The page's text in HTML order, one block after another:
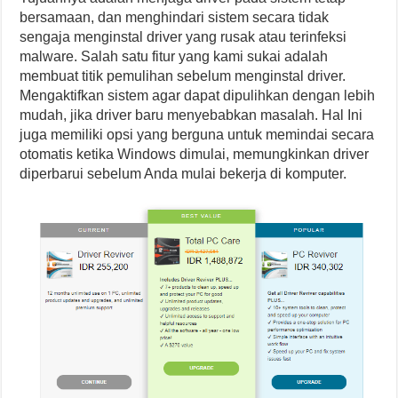
bersamaan, dan menghindari sistem secara tidak
sengaja menginstal driver yang rusak atau terinfeksi
malware. Salah satu fitur yang kami sukai adalah
membuat titik pemulihan sebelum menginstal driver.
Mengaktifkan sistem agar dapat dipulihkan dengan lebih
mudah, jika driver baru menyebabkan masalah. Hal Ini
juga memiliki opsi yang berguna untuk memindai secara
otomatis ketika Windows dimulai, memungkinkan driver
diperbarui sebelum Anda mulai bekerja di komputer.